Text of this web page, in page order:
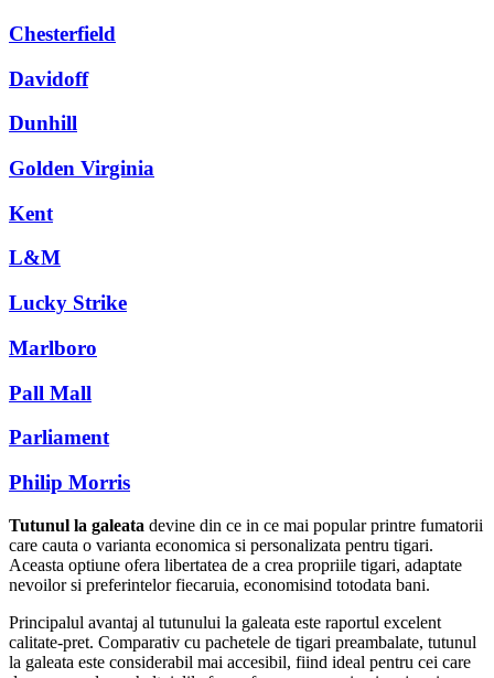
Chesterfield
Davidoff
Dunhill
Golden Virginia
Kent
L&M
Lucky Strike
Marlboro
Pall Mall
Parliament
Philip Morris
Tutunul la galeata devine din ce in ce mai popular printre fumatorii
care cauta o varianta economica si personalizata pentru tigari.
Aceasta optiune ofera libertatea de a crea propriile tigari, adaptate
nevoilor si preferintelor fiecaruia, economisind totodata bani.
Principalul avantaj al tutunului la galeata este raportul excelent
calitate-pret. Comparativ cu pachetele de tigari preambalate, tutunul
la galeata este considerabil mai accesibil, fiind ideal pentru cei care